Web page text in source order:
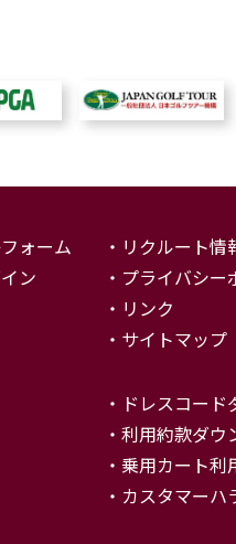
ォーム
ン
リクルート情
プライバシー
リンク
サイトマップ
ドレスコード
利用約款ダウ
乗用カート利
カスタマーハ